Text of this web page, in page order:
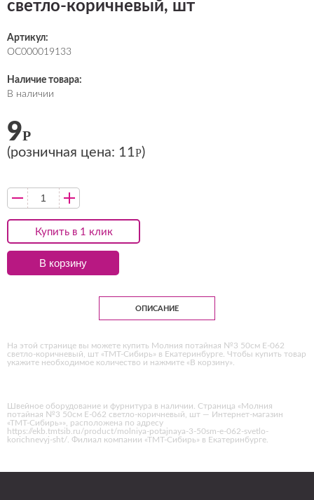
светло-коричневый, шт
Артикул:
ОС000019133
Наличие товара:
В наличии
Купить в 1 клик
9Р
(розничная цена: 11Р)
В корзину
ОПИСАНИЕ
На этой странице вы можете купить Молния потайная №3 50см Е-062
светло-коричневый, шт «ТМТ-Сибирь» в Екатеринбурге. Чтобы купить товар
укажите необходимое количество и нажмите «В корзину».
Швейное оборудование и фурнитура в наличии. Страница «Молния
потайная №3 50см Е-062 светло-коричневый, шт — Интернет-магазин
«ТМТ-Сибирь»», расположена по адресу
https://ekb.tmtsib.ru/product/molniya-potajnaya-3-50sm-e-062-svetlo-
korichnevyj-sht/. Филиал компании «ТМТ-Сибирь» в Екатеринбурге.